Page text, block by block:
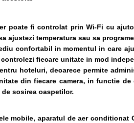
poate fi controlat prin Wi-Fi cu
ajustezi temperatura sau sa
confortabil in momentul in care
fiecare unitate in mod
hoteluri, deoarece permite
din fiecare camera, in functie
sosirea oaspetilor.
mobile, aparatul de aer